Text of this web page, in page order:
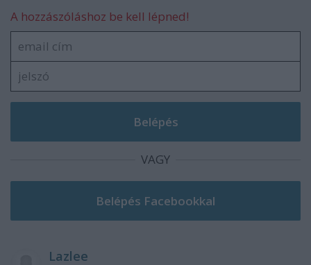
A hozzászóláshoz be kell lépned!
VAGY
Lazlee